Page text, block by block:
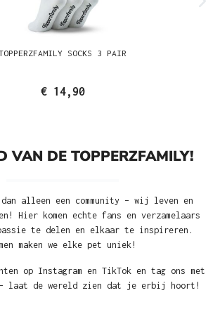
SOCKS 3 PAIR
€ 14,90
VAN DE TOPPERZFAMILY!
alleen een community – wij leven en
Hier komen echte fans en verzamelaars
passie te delen en elkaar te inspireren.
maken we elke pet uniek!
op Instagram en TikTok en tag ons met
laat de wereld zien dat je erbij hoort!